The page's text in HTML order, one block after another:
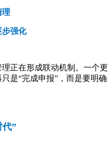
理
步强化
正在形成联动机制。一个更
是“完成申报”，而是要明确
代”